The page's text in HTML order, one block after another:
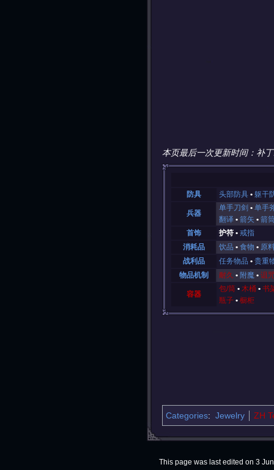
本页最后一次更新时间：补
防具 头部防具 躯干
兵器
单手刀剑
单手
翻译
箭矢
箭
首饰
护符
戒指
消耗品
饮品 食物
原
战利品
任务物品
贵重
物品机制
耐久 附魔 诅
容器
包/筒 木桶
书
瓶子
橱柜
Categories: Jewelry ZH
This page was last edited on 3